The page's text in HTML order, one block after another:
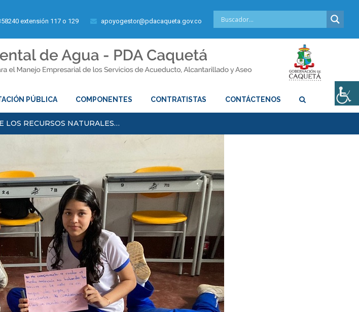
extensión 117 o 129 apoyogestor@pdacaqueta.gov.co
PÚBLICA COMPONENTES CONTRATISTAS CONTÁCTENOS
RECURSOS NATURALES…